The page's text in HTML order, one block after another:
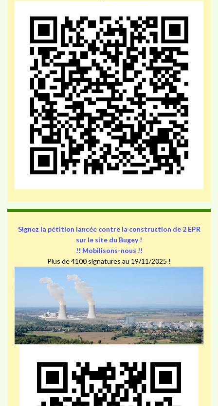
Signez la pétition lancée contre la construction de 2 EPR
sur le site du Bugey !
!! Mobilisons-nous !!
Plus de 4100 signatures au 19/11/2025 !